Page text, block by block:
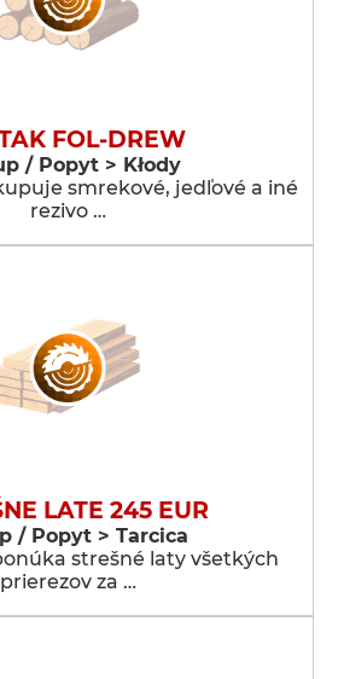
FOL-DREW
/ Popyt > Kłody
smrekové, jedľové a iné
rezivo …
LATE 245 EUR
/ Popyt > Tarcica
strešné laty všetkých
prierezov za …